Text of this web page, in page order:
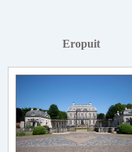
Eropuit